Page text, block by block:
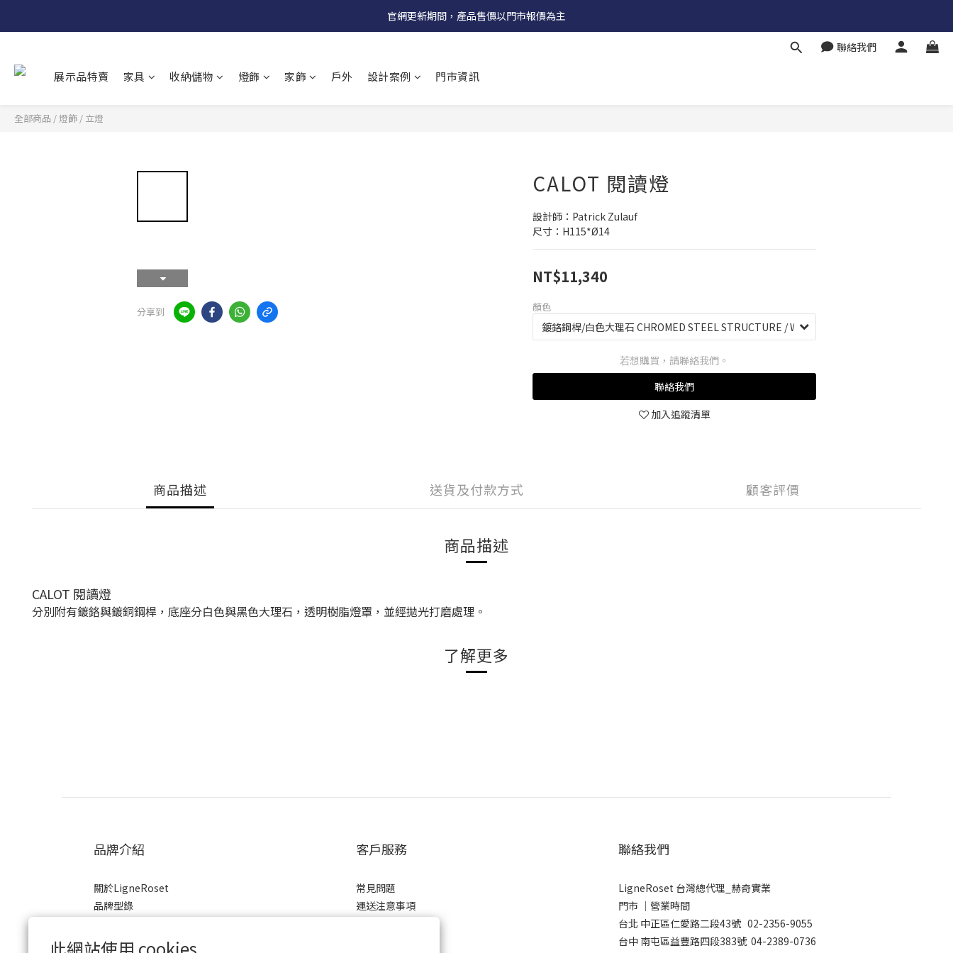
受國際原物料價格上漲，法國自 5/18 起全系列產品調漲 3%
官網更新期間，產品售價以門市報價為主
聯絡我們
展示品特賣 家具 收納儲物 燈飾 家飾 戶外 設計案例 門市資訊
全部商品 /燈飾 / 立燈
分享到
CALOT 閱讀燈
設計師：Patrick Zulauf
尺寸：H115*Ø14
NT$11,340
顏色
若想購買，請聯絡我們。
聯絡我們
加入追蹤清單
商品描述 送貨及付款方式 顧客評價
商品描述
CALOT 閱讀燈
分別附有鍍鉻與鍍銅鋼桿，底座分白色與黑色大理石，透明樹脂燈罩，並經拋光打磨處理。
了解更多
品牌介紹
關於LigneRoset
品牌型錄
商業合作
客戶服務
常見問題
運送注意事項
聯絡我們
LigneRoset 台灣總代理_赫奇實業
門市 │營業時間
台北 中正區仁愛路二段43號 02-2356-9055
台中 南屯區益豐路四段383號 04-2389-0736